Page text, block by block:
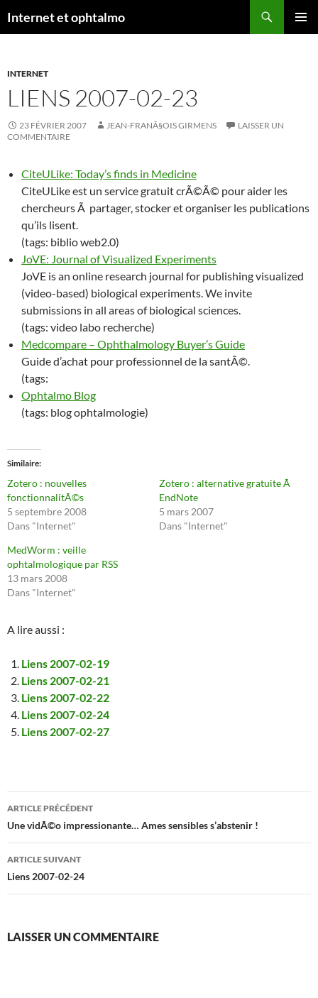
auInternet et ophtalmo
INTERNET
LIENS 2007-02-23
23 FÉVRIER 2007 JEAN-FRANÃ§OIS GIRMENS
LAISSER UN
COMMENTAIRE
CiteULike: Today’s finds in Medicine
CiteULike est un service gratuit crÃ©Ã© pour aider les
chercheurs Ã partager, stocker et organiser les publications
qu’ils lisent.
(tags: biblio web2.0)
JoVE: Journal of Visualized Experiments
JoVE is an online research journal for publishing visualized
(video-based) biological experiments. We invite
submissions in all areas of biological sciences.
(tags: video labo recherche)
Medcompare – Ophthalmology Buyer’s Guide
Guide d’achat pour professionnel de la santÃ©.
(tags:
Ophtalmo Blog
(tags: blog ophtalmologie)
Similaire
Zotero : nouvelles
fonctionnalitÃ©s
5 septembre 2008
Dans "Internet"
Zotero : alternative gratuite Ã
EndNote
5 mars 2007
Dans "Internet"
MedWorm : veille
ophtalmologique par RSS
13 mars 2008
Dans "Internet"
A lire aussi :
Liens 2007-02-19
Liens 2007-02-21
Liens 2007-02-22
Liens 2007-02-24
Liens 2007-02-27
Navigation
des
articles
ARTICLE PRÉCÉDENT
Une vidÃ©o impressionante… Ames sensibles s’abstenir !
ARTICLE SUIVANT
Liens 2007-02-24
LAISSER UN COMMENTAIRE